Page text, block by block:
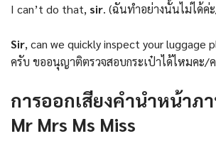
I can’t do that, sir. (ฉันทำอย่างนั้นไม่ได้ค่
Sir, can we quickly inspect your luggage
ครับ ขออนุญาติตรวจสอบกระเป๋าได้ไหมคะ/
การออกเสียงคำนำหน้าภ
Mr Mrs Ms Miss